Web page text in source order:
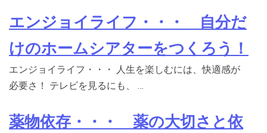
エンジョイライフ・・・ 自分だ
けのホームシアターをつくろう！
エンジョイライフ・・・ 人生を楽しむには、快適感が
必要さ！ テレビを見るにも、 …
薬物依存・・・ 薬の大切さと依